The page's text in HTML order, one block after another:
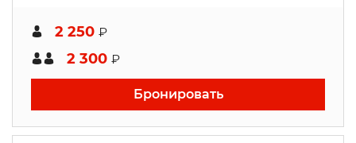
2 250 ₽
2 300 ₽
Бронировать